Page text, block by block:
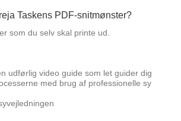
Taskens PDF-snitmønster?
som du selv skal printe ud.
udførlig video guide som let guider dig
med brug af professionelle sy